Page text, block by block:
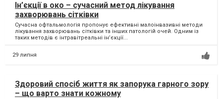
Ін’єкції в око – сучасний метод лікування
захворювань сітківки
Сучасна офтальмологія пропонує ефективні малоінвазивні методи
лікування захворювань сітківки та інших патологій очей. Одним із
таких методів є інтравітреальні ін’єкції...
29 липня
Здоровий спосіб життя як запорука гарного зору
– що варто знати кожному